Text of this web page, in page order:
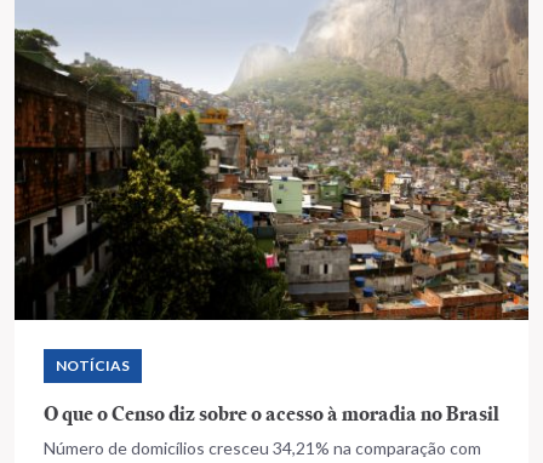
NOTÍCIAS
O que o Censo diz sobre o acesso à moradia no Brasil
Número de domicílios cresceu 34,21% na comparação com